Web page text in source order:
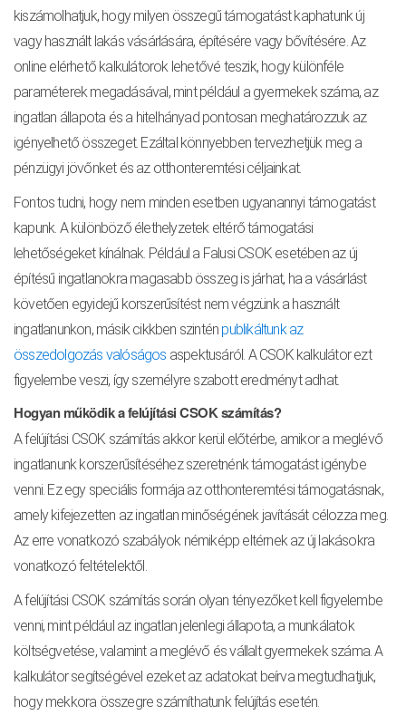
kiszámolhatjuk, hogy milyen összegű támogatást kaphatunk új
vagy használt lakás vásárlására, építésére vagy bővítésére. Az
online elérhető kalkulátorok lehetővé teszik, hogy különféle
paraméterek megadásával, mint például a gyermekek száma, az
ingatlan állapota és a hitelhányad pontosan meghatározzuk az
igényelhető összeget. Ezáltal könnyebben tervezhetjük meg a
pénzügyi jövőnket és az otthonteremtési céljainkat.
Fontos tudni, hogy nem minden esetben ugyanannyi támogatást
kapunk. A különböző élethelyzetek eltérő támogatási
lehetőségeket kínálnak. Például a Falusi CSOK esetében az új
építésű ingatlanokra magasabb összeg is járhat, ha a vásárlást
követően egyidejű korszerűsítést nem végzünk a használt
ingatlanunkon, másik cikkben szintén publikáltunk az
összedolgozás valóságos aspektusáról. A CSOK kalkulátor ezt
figyelembe veszi, így személyre szabott eredményt adhat.
Hogyan működik a felújítási CSOK számítás?
A felújítási CSOK számítás akkor kerül előtérbe, amikor a meglévő
ingatlanunk korszerűsítéséhez szeretnénk támogatást igénybe
venni. Ez egy speciális formája az otthonteremtési támogatásnak,
amely kifejezetten az ingatlan minőségének javítását célozza meg.
Az erre vonatkozó szabályok némiképp eltérnek az új lakásokra
vonatkozó feltételektől.
A felújítási CSOK számítás során olyan tényezőket kell figyelembe
venni, mint például az ingatlan jelenlegi állapota, a munkálatok
költségvetése, valamint a meglévő és vállalt gyermekek száma. A
kalkulátor segítségével ezeket az adatokat beírva megtudhatjuk,
hogy mekkora összegre számíthatunk felújítás esetén.